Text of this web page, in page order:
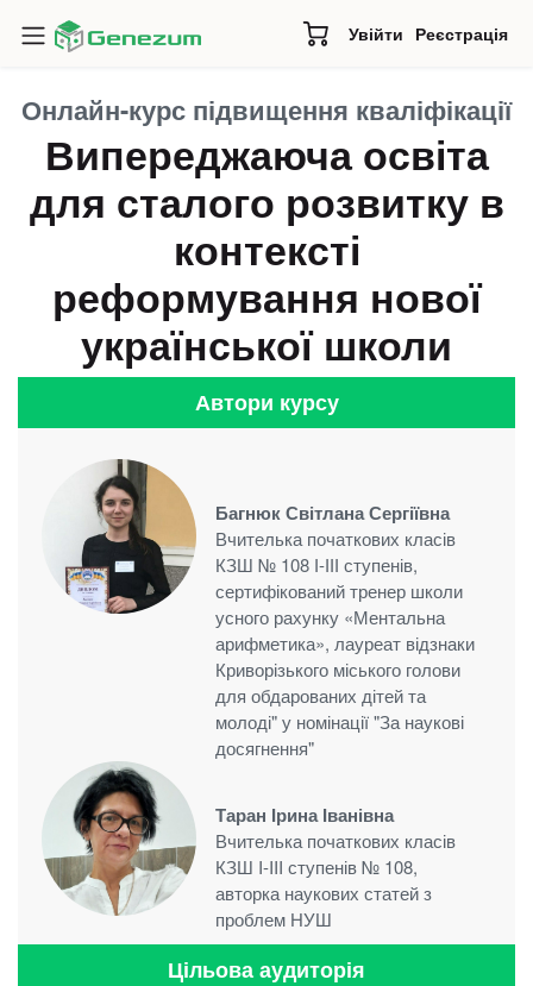
Увійти Реєстрація
Онлайн-курс підвищення кваліфікації
Випереджаюча освіта
для сталого розвитку в
контексті
реформування нової
української школи
Автори курсу
Багнюк Світлана Сергіївна
Вчителька початкових класів
КЗШ № 108 І-ІІІ ступенів,
сертифікований тренер школи
усного рахунку «Ментальна
арифметика», лауреат відзнаки
Криворізького міського голови
для обдарованих дітей та
молоді" у номінації "За наукові
досягнення"
Таран Ірина Іванівна
Вчителька початкових класів
КЗШ I-III ступенів № 108,
авторка наукових статей з
проблем НУШ
Цільова аудиторія